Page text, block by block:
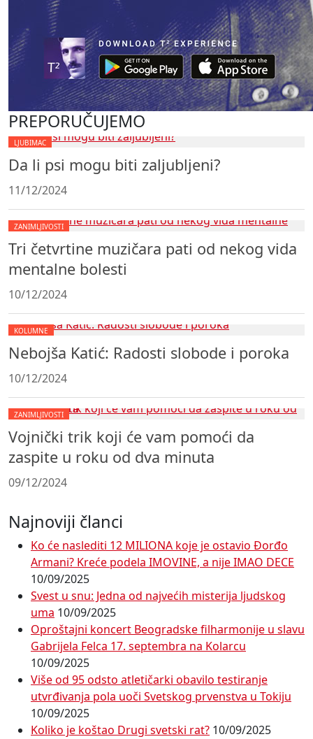
PREPORUČUJEMO
LJUBIMAC
Da li psi mogu biti zaljubljeni?
11/12/2024
ZANIMLJIVOSTI
Tri četvrtine muzičara pati od nekog vida
mentalne bolesti
10/12/2024
KOLUMNE
Nebojša Katić: Radosti slobode i poroka
10/12/2024
ZANIMLJIVOSTI
Vojnički trik koji će vam pomoći da
zaspite u roku od dva minuta
09/12/2024
Najnoviji članci
Ko će naslediti 12 MILIONA koje je ostavio Đorđo
Armani? Kreće podela IMOVINE, a nije IMAO DECE
10/09/2025
Svest u snu: Jedna od najvećih misterija ljudskog
uma 10/09/2025
Oproštajni koncert Beogradske filharmonije u slavu
Gabrijela Felca 17. septembra na Kolarcu
10/09/2025
Više od 95 odsto atletičarki obavilo testiranje
utvrđivanja pola uoči Svetskog prvenstva u Tokiju
10/09/2025
Koliko je koštao Drugi svetski rat? 10/09/2025